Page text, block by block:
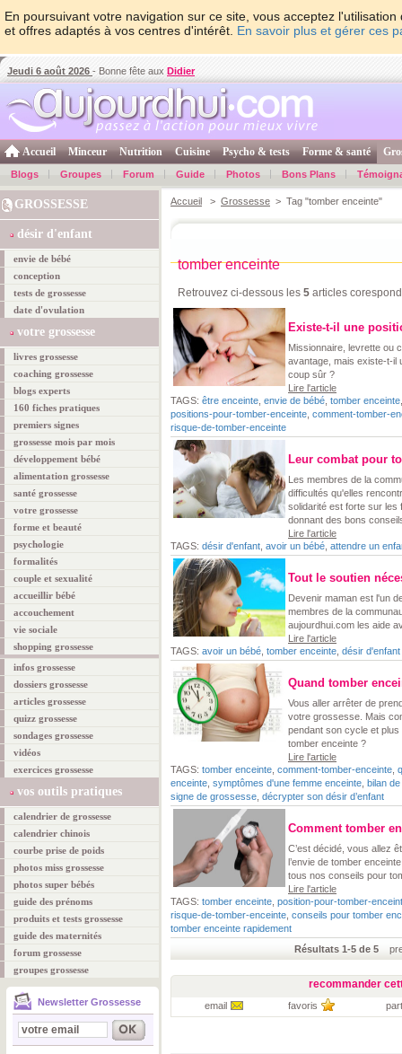
En poursuivant votre navigation sur ce site, vous acceptez
et offres adaptés à vos centres d'intérêt. En savoir plus et gérer ces
Jeudi 6 août 2026 - Bonne fête aux Didier
Accueil Minceur Nutrition Cuisine Psycho & tests Forme & santé
Blogs Groupes Forum Guide Photos Bons Plans
GROSSESSE
désir d'enfant
envie de bébé
conception
tests de grossesse
date d'ovulation
votre grossesse
livres grossesse
coaching grossesse
blogs experts
160 fiches pratiques
premiers signes
grossesse mois par mois
développement bébé
alimentation grossesse
santé grossesse
votre grossesse
forme et beauté
psychologie
formalités
couple et sexualité
accueillir bébé
accouchement
vie sociale
shopping grossesse
infos grossesse
dossiers grossesse
articles grossesse
quizz grossesse
sondages grossesse
vidéos
exercices grossesse
vos outils pratiques
calendrier de grossesse
calendrier chinois
courbe prise de poids
photos miss grossesse
photos super bébés
guide des prénoms
produits et tests grossesse
guide des maternités
forum grossesse
groupes grossesse
Newsletter Grossesse
Accueil > Grossesse > Tag "tomber enceinte"
tomber enceinte
Retrouvez ci-dessous les 5 articles
Existe-t-il une
Missionnaire, levrette ou
avantage, mais existe-t-il
coup sûr ?
Lire l'article
TAGS: être enceinte envie de bébé tomber enceinte
positions-pour-tomber-enceinte comment-tomber-
risque-de-tomber-enceinte
Leur combat pour
Les membres de la
difficultés qu'elles
solidarité est forte sur les
donnant des bons
Lire l'article
TAGS: désir d'enfant avoir un bébé attendre un
Tout le soutien
Devenir maman est l'un
membres de la
aujourdhui.com les aide
Lire l'article
TAGS: avoir un bébé tomber enceinte désir d'enfant
Quand tomber
Vous aller arrêter de
votre grossesse. Mais
pendant son cycle et
tomber enceinte ?
Lire l'article
TAGS: tomber enceinte comment-tomber-enceinte
enceinte symptômes d'une femme enceinte bilan
signe de grossesse décrypter son désir d’enfant
Comment tomber
C’est décidé, vous allez
l’envie de tomber
tous nos conseils pour
Lire l'article
TAGS: tomber enceinte position-pour-tomber-
risque-de-tomber-enceinte conseils pour tomber
tomber enceinte rapidement
Résultats 1-5 de 5
recommander
email favoris